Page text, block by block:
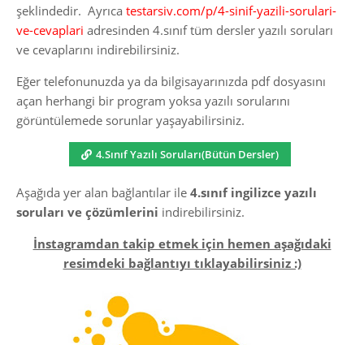
şeklindedir. Ayrıca testarsiv.com/p/4-sinif-yazili-sorulari-
ve-cevaplari adresinden 4.sınıf tüm dersler yazılı soruları
ve cevaplarını indirebilirsiniz.
Eğer telefonunuzda ya da bilgisayarınızda pdf dosyasını
açan herhangi bir program yoksa yazılı sorularını
görüntülemede sorunlar yaşayabilirsiniz.
4.Sınıf Yazılı Soruları(Bütün Dersler)
Aşağıda yer alan bağlantılar ile 4.sınıf ingilizce yazılı
soruları ve çözümlerini indirebilirsiniz.
İnstagramdan takip etmek için hemen aşağıdaki
resimdeki bağlantıyı tıklayabilirsiniz :)